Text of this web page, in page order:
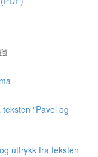
"Pavel og
uttrykk fra teksten